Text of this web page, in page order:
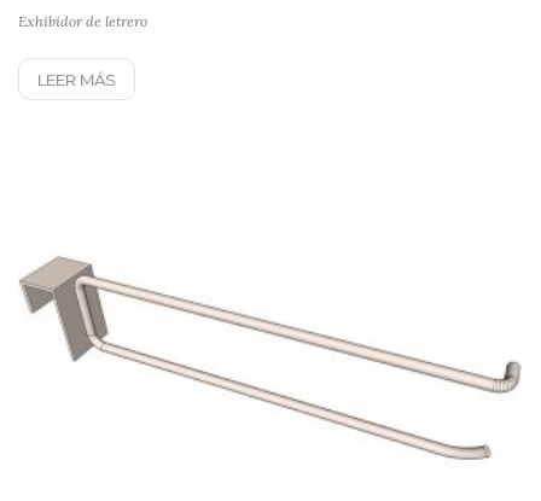
Exhibidor de letrero
LEER MÁS